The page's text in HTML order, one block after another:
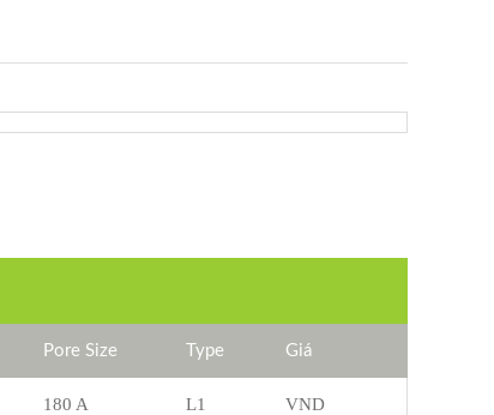
Pore Size Type Giá
180 A L1 VND